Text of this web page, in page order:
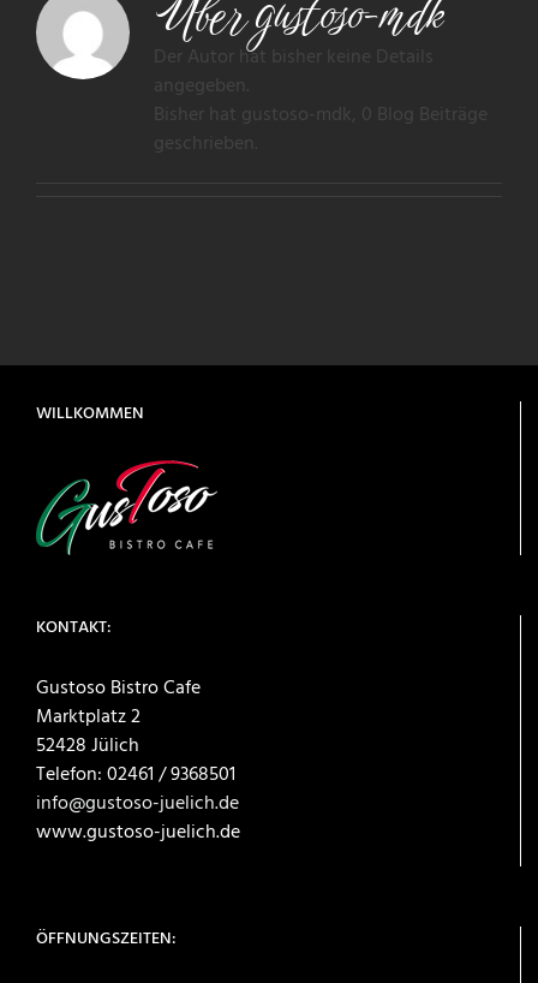
Übergustoso-mdk
Der Autor hat bisher keine Details
angegeben.
Bisher hat gustoso-mdk, 0 Blog Beiträge
geschrieben.
WILLKOMMEN
KONTAKT:
Gustoso Bistro Cafe
Marktplatz 2
52428 Jülich
Telefon: 02461 / 9368501
info@gustoso-juelich.de
www.gustoso-juelich.de
ÖFFNUNGSZEITEN: